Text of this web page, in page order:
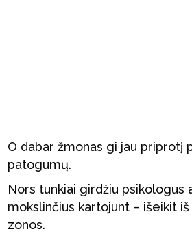
O dabar žmonas gi jau priprotį
patogumų.
Nors tunkiai girdžiu psikologus
mokslinčius kartojunt – išeikit
zonos.